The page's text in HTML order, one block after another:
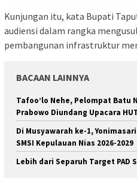
Kunjungan itu, kata Bupati
audiensi dalam rangka
pembangunan infrastruktur
BACAAN LAINNYA
Tafoo’lo Nehe, Pelompat Batu
Prabowo Diundang Upacara
Di Musyawarah ke-1,
SMSI Kepulauan Nias 2026-2029
Lebih dari Separuh Target PAD